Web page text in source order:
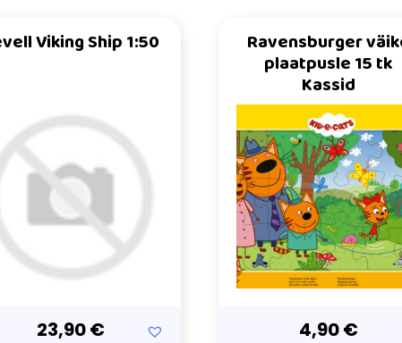
Viking Ship 1:50
23,90€
Ravensburger
plaatpusle 15 tk
Kassid
4,90€